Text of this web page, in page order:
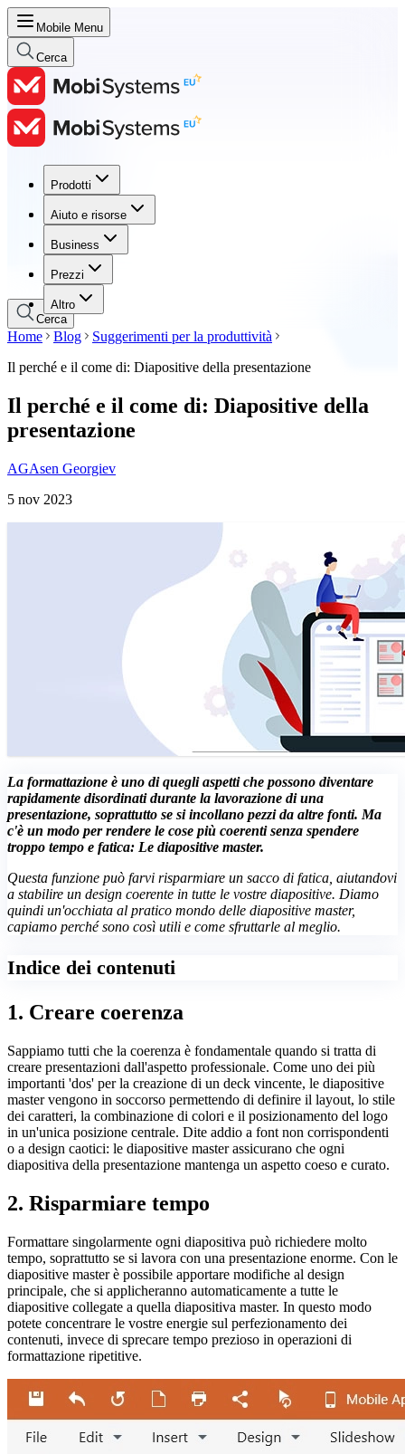
Mobile Menu
Cerca
Prodotti
Aiuto e risorse
Business
Prezzi
Altro
Prodotti
Aiuto e risorse
Business
Prezzi
Cerca
Home Blog
Suggerimenti per la produttività
Il perché e il come di: Diapositive della presentazione
Il perché e il come di: Diapositive della
presentazione
AGAsen Georgiev
5 nov 2023
La formattazione è uno di quegli aspetti che possono diventare
rapidamente disordinati durante la lavorazione di una
presentazione, soprattutto se si incollano pezzi da altre fonti. Ma
c'è un modo per rendere le cose più coerenti senza spendere
troppo tempo e fatica: Le diapositive master.
Questa funzione può farvi risparmiare un sacco di fatica, aiutandovi
a stabilire un design coerente in tutte le vostre diapositive. Diamo
quindi un'occhiata al pratico mondo delle diapositive master,
capiamo perché sono così utili e come sfruttarle al meglio.
Indice dei contenuti
1. Creare coerenza
Sappiamo tutti che la coerenza è fondamentale quando si tratta di
creare presentazioni dall'aspetto professionale. Come uno dei più
importanti 'dos' per la creazione di un deck vincente, le diapositive
master vengono in soccorso permettendo di definire il layout, lo stile
dei caratteri, la combinazione di colori e il posizionamento del logo
in un'unica posizione centrale. Dite addio a font non corrispondenti
o a design caotici: le diapositive master assicurano che ogni
diapositiva della presentazione mantenga un aspetto coeso e curato.
2. Risparmiare tempo
Formattare singolarmente ogni diapositiva può richiedere molto
tempo, soprattutto se si lavora con una presentazione enorme. Con le
diapositive master è possibile apportare modifiche al design
principale, che si applicheranno automaticamente a tutte le
diapositive collegate a quella diapositiva master. In questo modo
potete concentrare le vostre energie sul perfezionamento dei
contenuti, invece di sprecare tempo prezioso in operazioni di
formattazione ripetitive.